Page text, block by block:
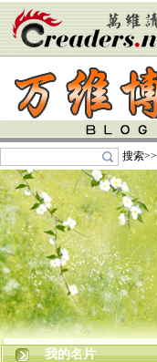
搜索>>
我的名片